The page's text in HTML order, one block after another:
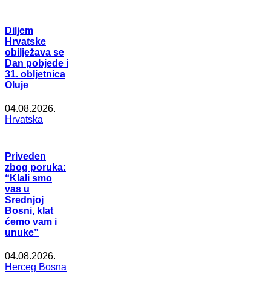
Diljem
Hrvatske
obilježava se
Dan pobjede i
31. obljetnica
Oluje
04.08.2026.
Hrvatska
Priveden
zbog poruka:
“Klali smo
vas u
Srednjoj
Bosni, klat
ćemo vam i
unuke”
04.08.2026.
Herceg Bosna